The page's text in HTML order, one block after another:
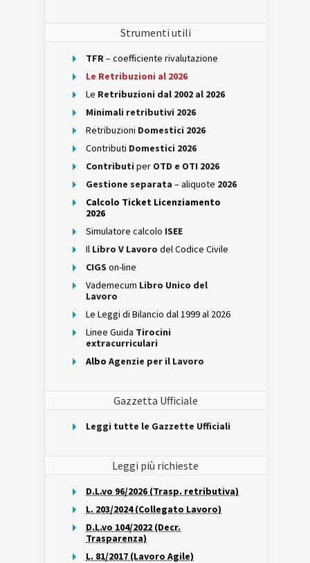
Strumenti utili
TFR– coefficiente rivalutazione
Le Retribuzioni al 2026
Le Retribuzioni dal 2002 al 2026
Minimali retributivi 2026
Retribuzioni Domestici 2026
Contributi Domestici 2026
Contributi per OTD e OTI 2026
Gestione separata – aliquote 2026
Calcolo Ticket Licenziamento
2026
Simulatore calcolo ISEE
Il Libro V Lavoro del Codice Civile
CIGS on-line
Vademecum Libro Unico del
Lavoro
Le Leggi di Bilancio dal 1999 al 2026
Linee Guida Tirocini
extracurriculari
Albo Agenzie per il Lavoro
Gazzetta Ufficiale
Leggi tutte le Gazzette Ufficiali
Leggi più richieste
D.L.vo 96/2026 (Trasp. retributiva)
L. 203/2024 (Collegato Lavoro)
D.L.vo 104/2022 (Decr.
Trasparenza)
L. 81/2017 (Lavoro Agile)